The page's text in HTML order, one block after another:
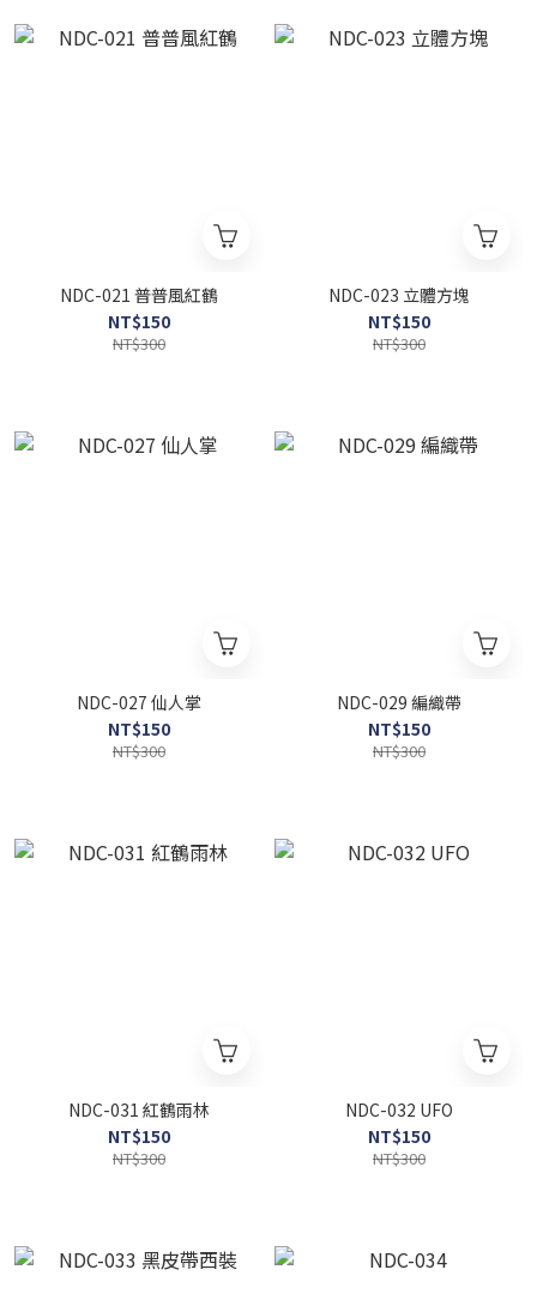
NDC-021 普普風紅鶴
NT$150
NT$300
NDC-023 立體方塊
NT$150
NT$300
NDC-027 仙人掌
NT$150
NT$300
NDC-029 編織帶
NT$150
NT$300
NDC-031 紅鶴雨林
NT$150
NT$300
NDC-032 UFO
NT$150
NT$300